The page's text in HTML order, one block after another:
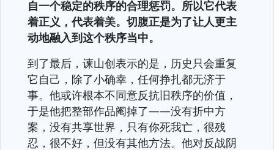
自一个稳定的秩序的合理惩罚。所以它代表
着正义，代表着美。切腹正是为了让人更主
动地融入到这个秩序当中。
到了最后，谏山创表示的是，历史只会重复
它自己，除了小确幸，任何挣扎都无济于
事。他或许根本不同意反抗旧秩序的价值，
于是他把整部作品阉掉了——没有折中方
案，没有共享世界，只有你死我亡，很残
忍，很不好，但没有其他方法。他对反战阴